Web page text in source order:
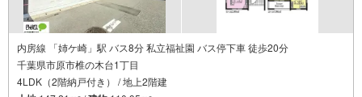
内房線 「姉ケ崎」駅 バス8分 私立福祉園 バス停下車 徒歩20分
千葉県市原市椎の木台1丁目
4LDK（2階納戸付き） / 地上2階建